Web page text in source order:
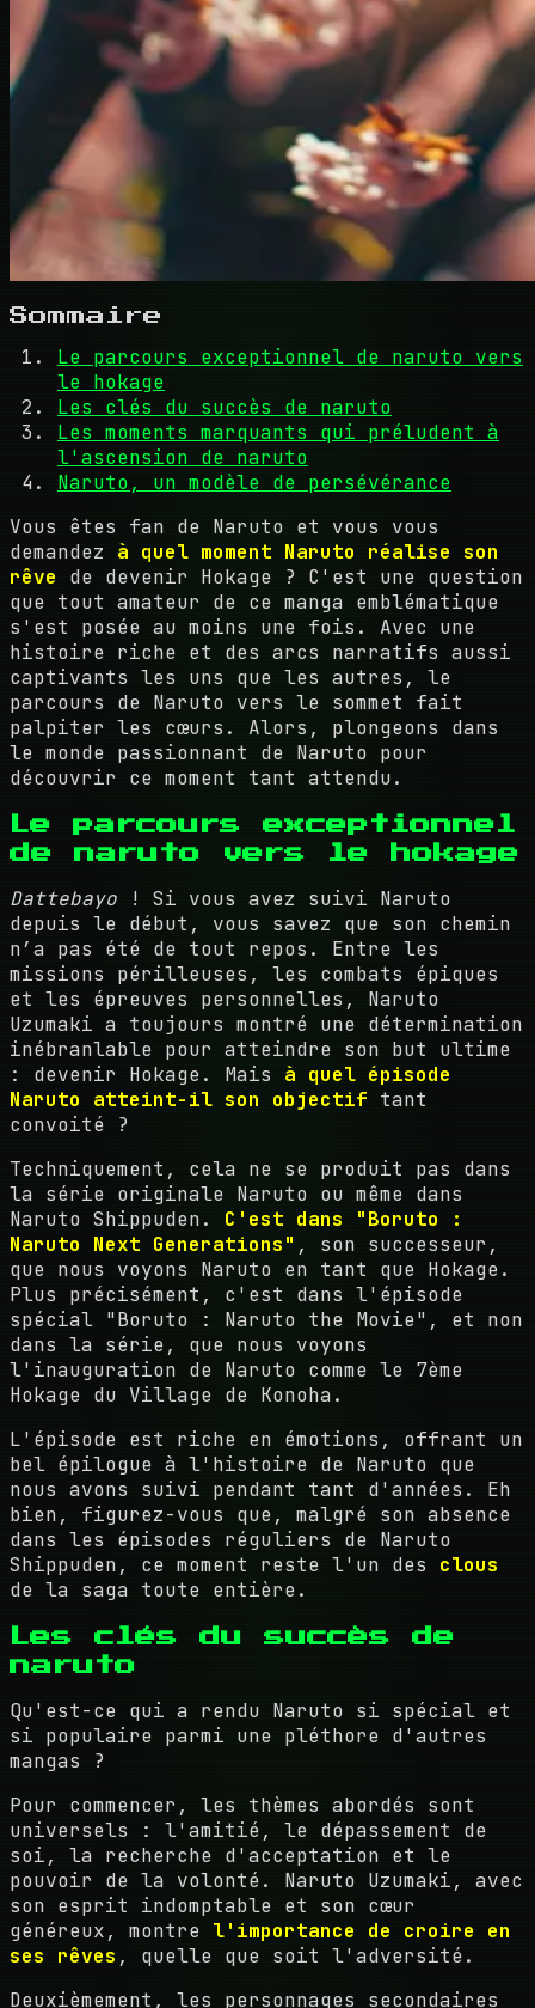
Sommaire
Le parcours exceptionnel de naruto vers
le hokage
Les clés du succès de naruto
Les moments marquants qui préludent à
l'ascension de naruto
Naruto, un modèle de persévérance
Vous êtes fan de Naruto et vous vous
demandez à quel moment Naruto réalise son
rêve de devenir Hokage ? C'est une question
que tout amateur de ce manga emblématique
s'est posée au moins une fois. Avec une
histoire riche et des arcs narratifs aussi
captivants les uns que les autres, le
parcours de Naruto vers le sommet fait
palpiter les cœurs. Alors, plongeons dans
le monde passionnant de Naruto pour
découvrir ce moment tant attendu.
Le parcours exceptionnel
de naruto vers le hokage
Dattebayo ! Si vous avez suivi Naruto
depuis le début, vous savez que son chemin
n’a pas été de tout repos. Entre les
missions périlleuses, les combats épiques
et les épreuves personnelles, Naruto
Uzumaki a toujours montré une détermination
inébranlable pour atteindre son but ultime
: devenir Hokage. Mais à quel épisode
Naruto atteint-il son objectif tant
convoité ?
Techniquement, cela ne se produit pas dans
la série originale Naruto ou même dans
Naruto Shippuden. C'est dans "Boruto :
Naruto Next Generations" , son successeur,
que nous voyons Naruto en tant que Hokage.
Plus précisément, c'est dans l'épisode
spécial "Boruto : Naruto the Movie", et non
dans la série, que nous voyons
l'inauguration de Naruto comme le 7ème
Hokage du Village de Konoha.
L'épisode est riche en émotions, offrant un
bel épilogue à l'histoire de Naruto que
nous avons suivi pendant tant d'années. Eh
bien, figurez-vous que, malgré son absence
dans les épisodes réguliers de Naruto
Shippuden, ce moment reste l'un des clous
de la saga toute entière.
Les clés du succès de
naruto
Qu'est-ce qui a rendu Naruto si spécial et
si populaire parmi une pléthore d'autres
mangas ?
Pour commencer, les thèmes abordés sont
universels : l'amitié, le dépassement de
soi, la recherche d'acceptation et le
pouvoir de la volonté. Naruto Uzumaki, avec
son esprit indomptable et son cœur
généreux, montre l'importance de croire en
ses rêves , quelle que soit l'adversité.
Deuxièmement, les personnages secondaires